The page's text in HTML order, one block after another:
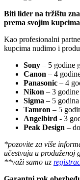
Biti lider na tržištu
prema svojim
Kao profesionalni
kupcima nudimo i
Sony – 5 godine
Canon – 4
Panasonic – 4
Nikon – 3
Sigma – 5
Tamron – 5
Angelbird - 3
Peak Design –
*pozovite za više
učestvuju u produženoj
**važi samo uz